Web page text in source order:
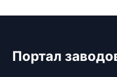
Портал